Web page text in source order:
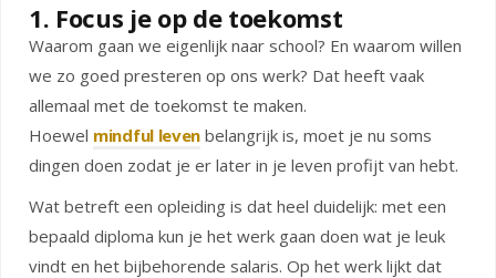
1. Focus je op de toekomst
Waarom gaan we eigenlijk naar school? En waarom willen
we zo goed presteren op ons werk? Dat heeft vaak
allemaal met de toekomst te maken.
Hoewel mindful leven belangrijk is, moet je nu soms
dingen doen zodat je er later in je leven profijt van hebt.
Wat betreft een opleiding is dat heel duidelijk: met een
bepaald diploma kun je het werk gaan doen wat je leuk
vindt en het bijbehorende salaris. Op het werk lijkt dat